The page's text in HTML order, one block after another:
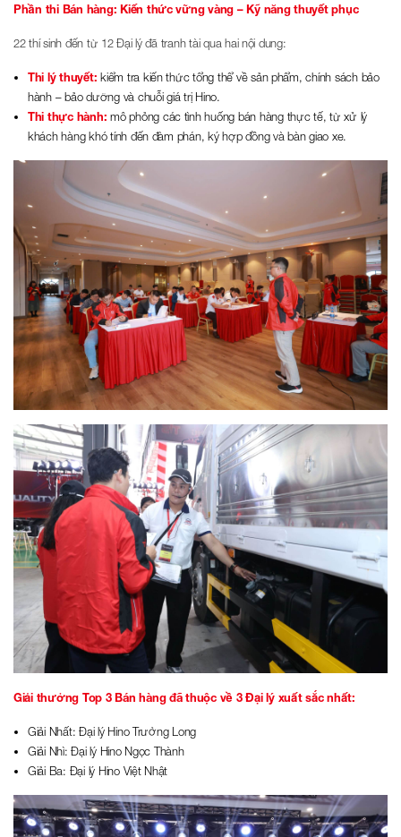
Phần thi Bán hàng: Kiến thức vững vàng – Kỹ năng thuyết phục
22 thí sinh đến từ 12 Đại lý đã tranh tài qua hai nội dung:
Thi lý thuyết: kiểm tra kiến thức tổng thể về sản phẩm, chính sách bảo
hành – bảo dưỡng và chuỗi giá trị Hino.
Thi thực hành: mô phỏng các tình huống bán hàng thực tế, từ xử lý
khách hàng khó tính đến đàm phán, ký hợp đồng và bàn giao xe.
Giải thưởng Top 3 Bán hàng đã thuộc về 3 Đại lý xuất sắc nhất:
Giải Nhất: Đại lý Hino Trường Long
Giải Nhì: Đại lý Hino Ngọc Thành
Giải Ba: Đại lý Hino Việt Nhật